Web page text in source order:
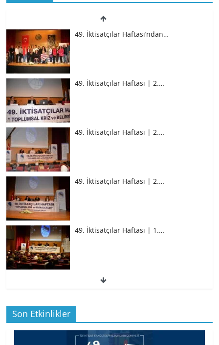
49. İktisatçılar Haftası’ndan…
49. İktisatçılar Haftası | 2.…
49. İktisatçılar Haftası | 2.…
49. İktisatçılar Haftası | 2.…
49. İktisatçılar Haftası | 1.…
49. İktisatçılar Haftası | 1.…
BİZ İKTİSATLILAR: İÇİMİZDEN BİRİ PROF.
…
Son Etkinlikler